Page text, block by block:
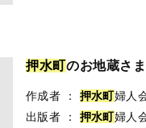
押水町のお地蔵さま
作成者 ： 押水町婦人
出版者
： 押水町婦人